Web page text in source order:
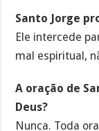
Santo Jorge
Ele intercede
mal espiritual,
A oração de
Deus?
Nunca. Toda